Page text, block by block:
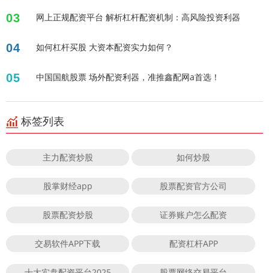
03 网上正规配资平台 解析杠杆配资机制：高风险投资利器
04 如何杠杆买股 大资本配资实力如何？
05 中国国航股票 场外配资利器，准推鑫配网a首选！
标签列表
主力配资炒股 如何炒股
股掌财经app 股票配资官方公司
股票配资炒股 证券账户怎么配资
交易软件APP下载 配资杠杆APP